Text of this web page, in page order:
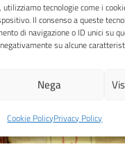
tecnologie come i
Il consenso a queste
di navigazione o ID unici su
su alcune
Nega
Cookie PolicyPrivacy Policy